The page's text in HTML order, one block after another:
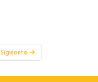
Siguiente →